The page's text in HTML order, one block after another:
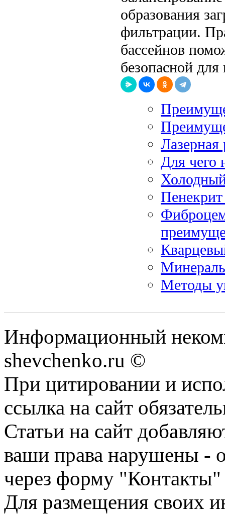
образования
фильтрации.
бассейнов
безопасной для
Лазерная
Для чего
Холодный
Пенекрит
Методы
Информационный
shevchenko.ru ©
При цитировании и
ссылка на сайт
Статьи на сайт
ваши права нарушены -
через форму "Контакты"
Для размещения своих